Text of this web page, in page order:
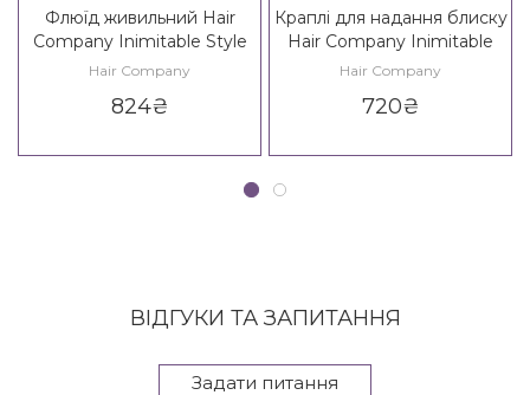
Флюїд живильний Hair
Company Inimitable Style
Creative Inspiration
Hair Company
824₴
Краплі для надання блиску
Hair Company Inimitable
Style Illuminating Drops /
Have Light Drops
Hair Company
720₴
ВІДГУКИ ТА ЗАПИТАННЯ
Задати питання